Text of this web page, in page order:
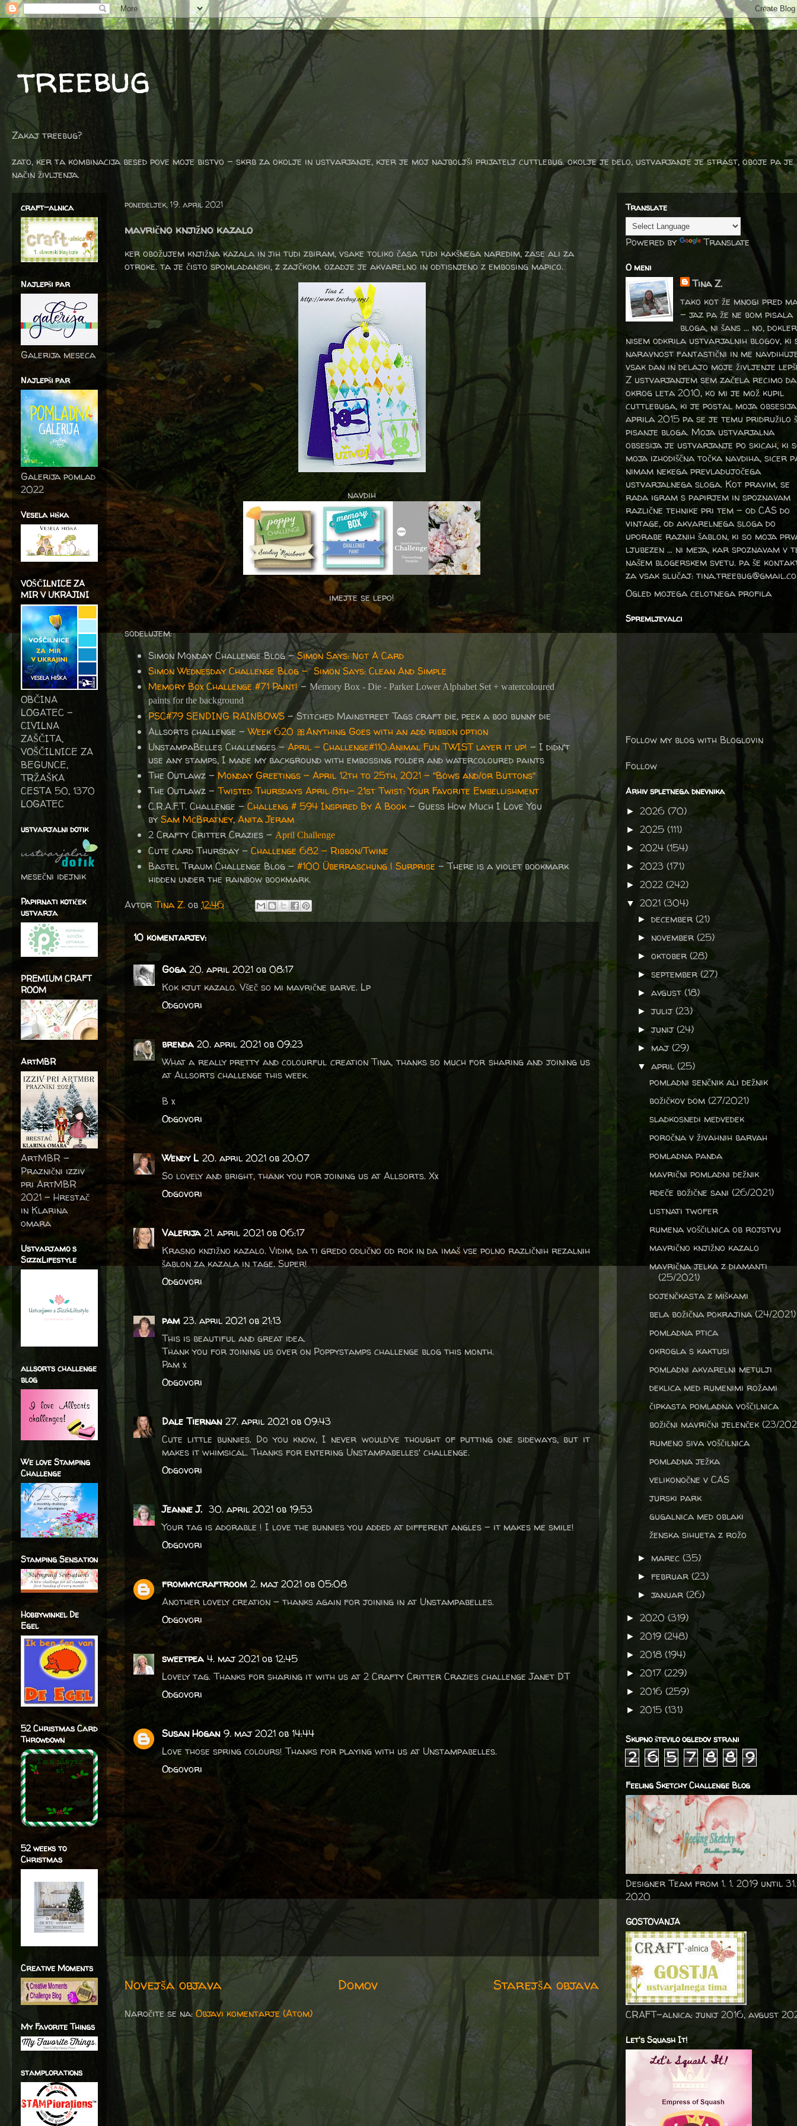
treebug
Zakaj treebug?
zato, ker ta kombinacija besed pove moje bistvo - skrb za okolje in ustvarjanje, kjer je moj najboljši prijatelj cuttlebug. okolje je delo, ustvarjanje je strast, oboje pa je
način življenja.
ponedeljek, 19. april 2021
mavrično knjižno kazalo
ker obožujem knjižna kazala in jih tudi zbiram, vsake toliko časa tudi kakšnega naredim, zase ali za
otroke. ta je čisto spomladanski, z zajčkom. ozadje je akvarelno in odtisnjeno z embosing mapico.
navdih
imejte se lepo!
sodelujem:
Simon Monday Challenge Blog -Simon Says: Not A Card
Simon Wednesday Challenge Blog –Simon Says: Clean And Simple
Memory Box Challenge #71 Paint!- Memory Box - Die - Parker Lower Alphabet Set + watercoloured
paints for the background
PSC#79 SENDING RAINBOWS- Stitched Mainstreet Tags craft die, peek a boo bunny die
Allsorts challenge -Week 620 🎀Anything Goes with an add ribbon option
UnstampaBelles Challenges - April - Challenge#110:Animal Fun TWIST layer it up! - I didn't
use any stamps, I made my background with embossing folder and watercoloured paints
The Outlawz - Monday Greetings - April 12th to 25th, 2021 - "Bows and/or Buttons"
The Outlawz -Twisted Thursdays April 8th- 21st Twist: Your Favorite Embellishment
C.R.A.F.T. Challenge -Challeng # 594 Inspired By A Book– Guess How Much I Love You
by Sam McBratney,Anita Jeram
2 Crafty Critter Crazies - April Challenge
Cute card Thursday - Challenge 682 - Ribbon/Twine
Bastel Traum Challenge Blog - #100 Überraschung | Surprise - There is a violet bookmark
hidden under the rainbow bookmark.
AvtorTina Z. ob 12:46
10 komentarjev:
Goga 20. april 2021 ob 08:17
Kok kjut kazalo. Všeč so mi mavrične barve. Lp
Odgovori
brenda 20. april 2021 ob 09:23
What a really pretty and colourful creation Tina, thanks so much for sharing and joining us
at Allsorts challenge this week.
B x
Odgovori
Wendy L 20. april 2021 ob 20:07
So lovely and bright, thank you for joining us at Allsorts. Xx
Odgovori
Valerija 21. april 2021 ob 06:17
Krasno knjižno kazalo. Vidim, da ti gredo odlično od rok in da imaš vse polno različnih rezalnih
šablon za kazala in tage. Super!
Odgovori
pam 23. april 2021 ob 21:13
This is beautiful and great idea.
Thank you for joining us over on Poppystamps challenge blog this month.
Pam x
Odgovori
Dale Tiernan 27. april 2021 ob 09:43
Cute little bunnies. Do you know, I never would've thought of putting one sideways, but it
makes it whimsical. Thanks for entering Unstampabelles' challenge.
Odgovori
Jeanne J. 30. april 2021 ob 19:53
Your tag is adorable ! I love the bunnies you added at different angles - it makes me smile!
Odgovori
frommycraftroom 2. maj 2021 ob 05:08
Another lovely creation - thanks again for joining in at Unstampabelles.
Odgovori
sweetpea 4. maj 2021 ob 12:45
Lovely tag. Thanks for sharing it with us at 2 Crafty Critter Crazies challenge Janet DT
Odgovori
Susan Hogan 9. maj 2021 ob 14:44
Love those spring colours! Thanks for playing with us at Unstampabelles.
Odgovori
Novejša objava Starejša objava
Domov
Naročite se na: Objavi komentarje (Atom)
craft-alnica
Najlepši par
Galerija meseca
Najlepši par
Galerija pomlad
2022
Vesela hiška
VOŠČILNICE ZA
MIR V UKRAJINI
OBČINA
LOGATEC -
CIVILNA
ZAŠČITA,
VOŠČILNICE ZA
BEGUNCE,
TRŽAŠKA
CESTA 50, 1370
LOGATEC
ustvarjalni dotik
mesečni idejnik
Papirnati kotiček
ustvarja
PREMIUM CRAFT
ROOM
ArtMBR
ArtMBR -
Praznični izziv
pri ArtMBR
2021 – Hrestač
in Klarina
omara
Ustvarjamo s
SizzixLifestyle
allsorts challenge
blog
We love Stamping
Challenge
Stamping Sensation
Hobbywinkel De
Egel
52 Christmas Card
Throwdown
52 weeks to
Christmas
Creative Moments
My Favorite Things
stamplorations
Translate
Powered by Translate
O meni
Tina Z.
tako kot že mnogi pred
- jaz pa že ne bom pisala
bloga, ni šans ... no, dokler
nisem odkrila ustvarjalnih blogov, ki
naravnost fantastični in me
vsak dan in delajo moje življenje
Z ustvarjanjem sem začela recimo da
okrog leta 2010, ko mi je mož kupil
cuttlebuga, ki je postal moja
aprila 2015 pa se je temu pridružilo
pisanje bloga. Moja ustvarjalna
obsesija je ustvarjanje po skicah, ki
moja izhodiščna točka navdiha, sicer
nimam nekega prevladujočega
ustvarjalnega sloga. Kot pravim, se
rada igram s papirjem in spoznavam
različne tehnike pri tem – od CAS do
vintage, od akvarelnega sloga do
uporabe raznih šablon, ki so moja
ljubezen … ni meja, kar spoznavam v
našem blogerskem svetu. pa še
za vsak slučaj:
Ogled mojega celotnega profila
Spremljevalci
Follow my blog with Bloglovin
Follow
Arhiv spletnega dnevnika
► 2026 (70)
► 2025 (111)
► 2024 (154)
► 2023 (171)
► 2022 (242)
▼ 2021 (304)
►december(21)
► november(25)
►oktober(28)
►september(27)
►avgust(18)
►julij(23)
►junij(24)
► maj(29)
▼april(25)
pomladni senčnik ali dežnik
božičkov dom (27/2021)
sladkosnedi medvedek
poročna v živahnih barvah
pomladna panda
mavrični pomladni dežnik
rdeče božične sani (26/2021)
listnati twofer
rumena voščilnica ob rojstvu
mavrično knjižno kazalo
mavrična jelka z diamanti
(25/2021)
dojenčkasta z miškami
bela božična pokrajina (24/2021)
pomladna ptica
okrogla s kaktusi
pomladni akvarelni metulji
deklica med rumenimi rožami
čipkasta pomladna voščilnica
božični mavrični jelenček (23/
rumeno siva voščilnica
pomladna ježka
velikonočne v CAS
jurski park
gugalnica med oblaki
ženska sihueta z rožo
► marec(35)
►februar(23)
►januar(26)
► 2020 (319)
► 2019 (248)
► 2018 (194)
► 2017 (229)
► 2016 (259)
► 2015 (131)
Skupno število ogledov strani
2 6 5 7 8 8 9
Feeling Sketchy Challenge Blog
Designer Team from 1. 1. 2019 until
2020
GOSTOVANJA
CRAFT-alnica: junij 2016, avgust
Let's Squash It!